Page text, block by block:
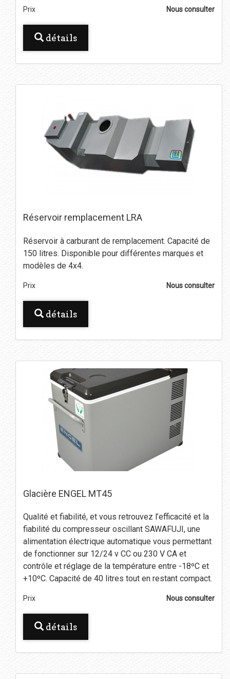
Prix Nous consulter
détails
Réservoir remplacement LRA
Réservoir à carburant de remplacement. Capacité de
150 litres. Disponible pour différentes marques et
modèles de 4x4.
Prix Nous consulter
détails
Glacière ENGEL MT45
Qualité et fiabilité, et vous retrouvez l’efficacité et la
fiabilité du compresseur oscillant SAWAFUJI, une
alimentation électrique automatique vous permettant
de fonctionner sur 12/24 v CC ou 230 V CA et
contrôle et réglage de la température entre -18ºC et
+10ºC. Capacité de 40 litres tout en restant compact.
Prix Nous consulter
détails